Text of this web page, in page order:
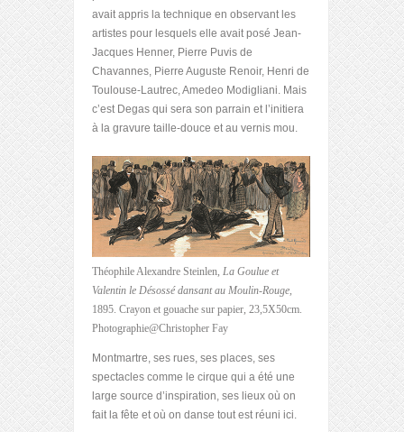
avait appris la technique en observant les
artistes pour lesquels elle avait posé Jean-
Jacques Henner, Pierre Puvis de
Chavannes, Pierre Auguste Renoir, Henri de
Toulouse-Lautrec, Amedeo Modigliani. Mais
c’est Degas qui sera son parrain et l’initiera
à la gravure taille-douce et au vernis mou.
Théophile Alexandre Steinlen, La Goulue et
Valentin le Désossé dansant au Moulin-Rouge,
1895. Crayon et gouache sur papier, 23,5X50cm.
Photographie@Christopher Fay
Montmartre, ses rues, ses places, ses
spectacles comme le cirque qui a été une
large source d’inspiration, ses lieux où on
fait la fête et où on danse tout est réuni ici.